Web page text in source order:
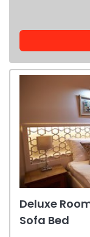
Deluxe
Sofa Bed